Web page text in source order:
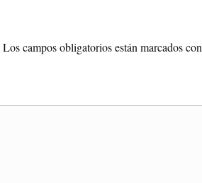
Los campos obligatorios están marcados con